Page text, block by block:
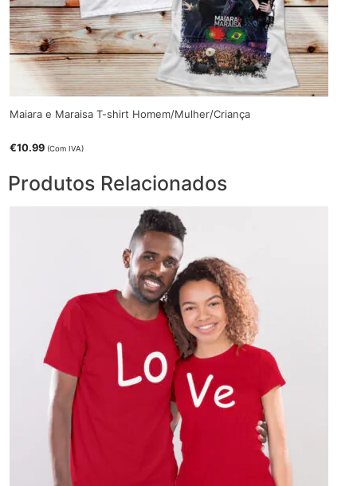
Maiara e Maraisa T-shirt Homem/Mulher/Criança
€10.99 (Com IVA)
Produtos Relacionados